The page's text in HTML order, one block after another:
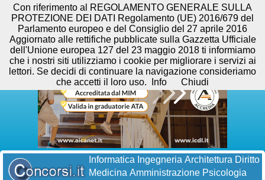
Informatica Ingegneria Architettura Diritto
Medicina Amministrazione Psicologia
Con riferimento al REGOLAMENTO GENERALE SULLA
PROTEZIONE DEI DATI Regolamento (UE) 2016/679 del
Parlamento europeo e del Consiglio del 27 aprile 2016
Aggiornato alle rettifiche pubblicate sulla Gazzetta Ufficiale
dell'Unione europea 127 del 23 maggio 2018 ti informiamo
che i nostri siti utilizziamo i cookie per migliorare i servizi ai
lettori. Se decidi di continuare la navigazione consideriamo
che accetti il loro uso.
Info Chiudi